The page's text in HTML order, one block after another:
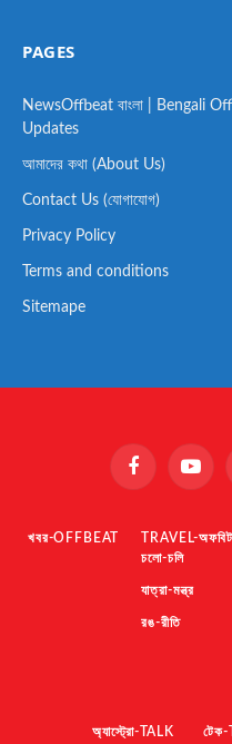
PAGES
NewsOffbeat বাংলা | Bengali
Updates
আমাদের কথা (About Us)
Contact Us (যোগাযোগ)
Privacy Policy
Terms and conditions
Sitemape
Facebook
খবর-OFFBEAT
TRAVEL-অফবিট
চলো-চলি
যাত্রা-মন্ত্র
রঙ-রীতি
অ্যাস্ট্রো-TALK